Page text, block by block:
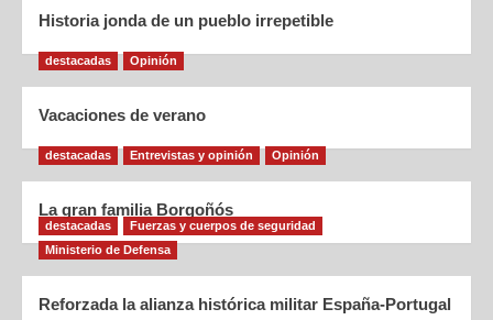
Historia jonda de un pueblo irrepetible
destacadas Opinión
Vacaciones de verano
destacadas Entrevistas y opinión Opinión
La gran familia Borgoñós
destacadas
Fuerzas y cuerpos de seguridad
Ministerio de Defensa
Reforzada la alianza histórica militar España-Portugal